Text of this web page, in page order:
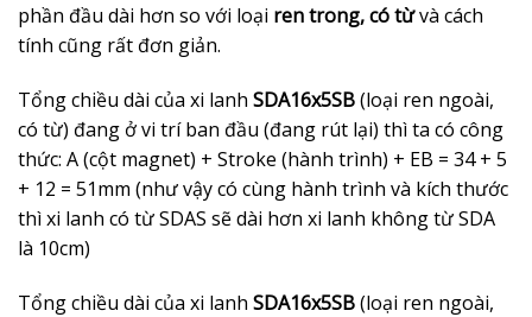
phần đầu dài hơn so với loại ren trong, có từvà cách
tính cũng rất đơn giản.
Tổng chiều dài của xi lanh SDA16x5SB(loại ren ngoài,
có từ) đang ở vi trí ban đầu (đang rút lại) thì ta có công
thức: A (cột magnet) + Stroke (hành trình) + EB = 34 + 5
+ 12 = 51mm (như vậy có cùng hành trình và kích thước
thì xi lanh có từ SDAS sẽ dài hơn xi lanh không từ SDA
là 10cm)
Tổng chiều dài của xi lanh SDA16x5SB(loại ren ngoài,